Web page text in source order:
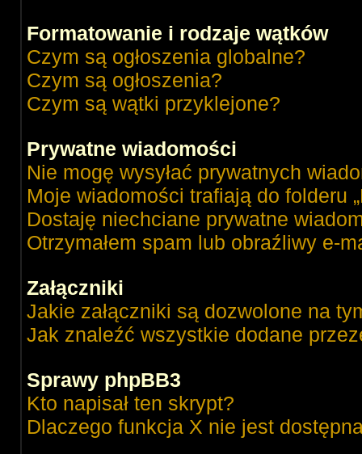
Formatowanie i rodzaje wątków
Czym są ogłoszenia globalne?
Czym są ogłoszenia?
Czym są wątki przyklejone?
Prywatne wiadomości
Nie mogę wysyłać prywatnych
Moje wiadomości trafiają do folderu
Dostaję niechciane prywatne
Otrzymałem spam lub obraźliwy e-
Załączniki
Jakie załączniki są dozwolone na
Jak znaleźć wszystkie dodane
Sprawy phpBB3
Kto napisał ten skrypt?
Dlaczego funkcja X nie jest